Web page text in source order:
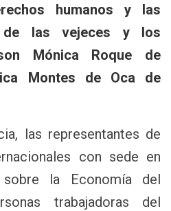
humanos y las
de las vejeces y los
Mónica Roque de
Montes de Oca de
las representantes de
con sede en
sobre la Economía del
trabajadoras del